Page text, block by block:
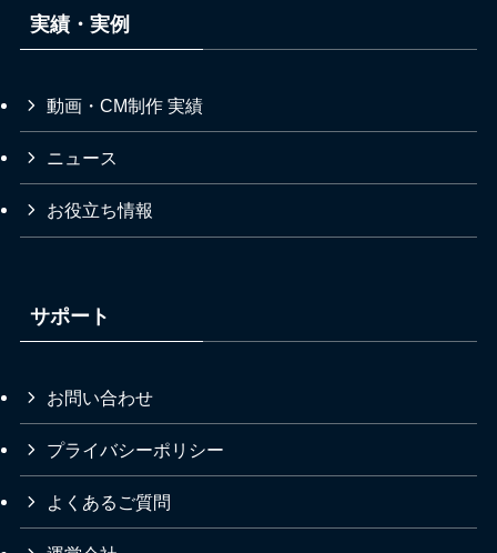
実績・実例
動画・CM制作 実績
ニュース
お役立ち情報
サポート
お問い合わせ
プライバシーポリシー
よくあるご質問